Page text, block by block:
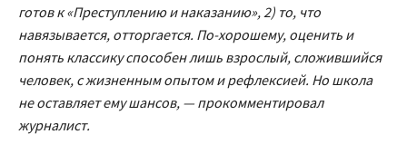
готов к «Преступлению и наказанию», 2) то, что
навязывается, отторгается. По-хорошему, оценить и
понять классику способен лишь взрослый, сложившийся
человек, с жизненным опытом и рефлексией. Но школа
не оставляет ему шансов, — прокомментировал
журналист.